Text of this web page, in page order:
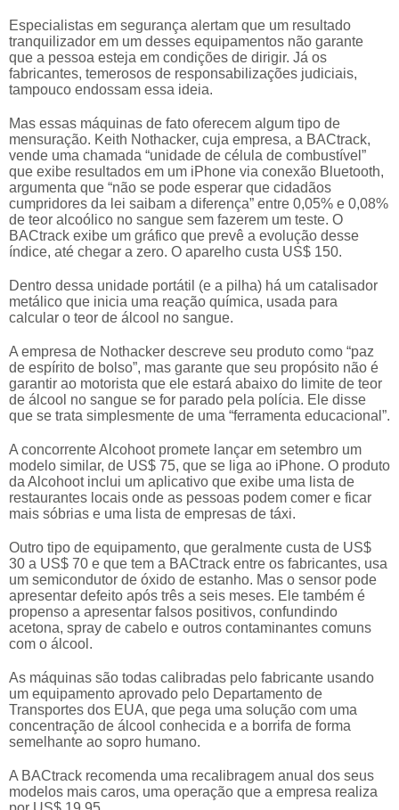
Especialistas em segurança alertam que um resultado
tranquilizador em um desses equipamentos não garante
que a pessoa esteja em condições de dirigir. Já os
fabricantes, temerosos de responsabilizações judiciais,
tampouco endossam essa ideia.
Mas essas máquinas de fato oferecem algum tipo de
mensuração. Keith Nothacker, cuja empresa, a BACtrack,
vende uma chamada “unidade de célula de combustível”
que exibe resultados em um iPhone via conexão Bluetooth,
argumenta que “não se pode esperar que cidadãos
cumpridores da lei saibam a diferença” entre 0,05% e 0,08%
de teor alcoólico no sangue sem fazerem um teste. O
BACtrack exibe um gráfico que prevê a evolução desse
índice, até chegar a zero. O aparelho custa US$ 150.
Dentro dessa unidade portátil (e a pilha) há um catalisador
metálico que inicia uma reação química, usada para
calcular o teor de álcool no sangue.
A empresa de Nothacker descreve seu produto como “paz
de espírito de bolso”, mas garante que seu propósito não é
garantir ao motorista que ele estará abaixo do limite de teor
de álcool no sangue se for parado pela polícia. Ele disse
que se trata simplesmente de uma “ferramenta educacional”.
A concorrente Alcohoot promete lançar em setembro um
modelo similar, de US$ 75, que se liga ao iPhone. O produto
da Alcohoot inclui um aplicativo que exibe uma lista de
restaurantes locais onde as pessoas podem comer e ficar
mais sóbrias e uma lista de empresas de táxi.
Outro tipo de equipamento, que geralmente custa de US$
30 a US$ 70 e que tem a BACtrack entre os fabricantes, usa
um semicondutor de óxido de estanho. Mas o sensor pode
apresentar defeito após três a seis meses. Ele também é
propenso a apresentar falsos positivos, confundindo
acetona, spray de cabelo e outros contaminantes comuns
com o álcool.
As máquinas são todas calibradas pelo fabricante usando
um equipamento aprovado pelo Departamento de
Transportes dos EUA, que pega uma solução com uma
concentração de álcool conhecida e a borrifa de forma
semelhante ao sopro humano.
A BACtrack recomenda uma recalibragem anual dos seus
modelos mais caros, uma operação que a empresa realiza